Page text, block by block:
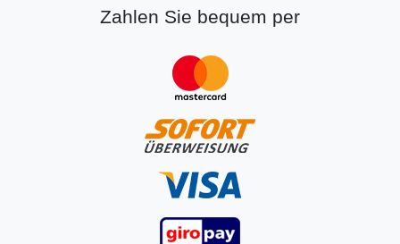
Zahlen Sie bequem per